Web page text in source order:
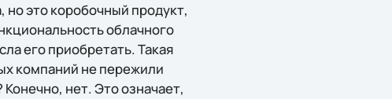
но это коробочный продукт,
облачного
его приобретать. Такая
компаний не пережили
нет. Это означает,